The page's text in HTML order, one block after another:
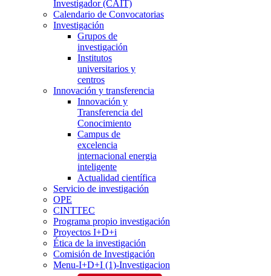
Investigador (CAIT)
Calendario de Convocatorias
Investigación
Grupos de
investigación
Institutos
universitarios y
centros
Innovación y transferencia
Innovación y
Transferencia del
Conocimiento
Campus de
excelencia
internacional energia
inteligente
Actualidad científica
Servicio de investigación
OPE
CINTTEC
Programa propio investigación
Proyectos I+D+i
Ética de la investigación
Comisión de Investigación
Menu-I+D+I (1)-Investigacion